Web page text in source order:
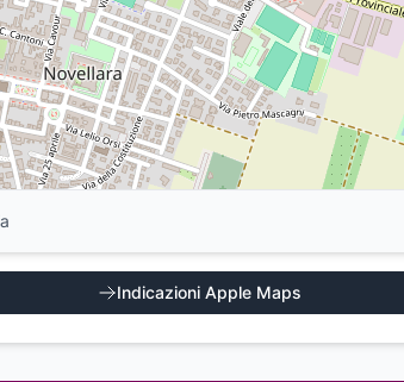
Indicazioni Apple Maps